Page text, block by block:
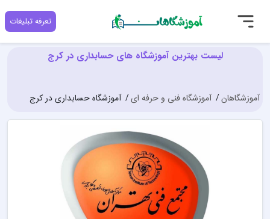
تعرفه تبلیغات
لیست بهترین آموزشگاه های حسابداری در کرج
آموزشگاهان آموزشگاه فنی و حرفه ای آموزشگاه حسابداری در کرج